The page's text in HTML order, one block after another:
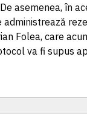
asemenea, în
Folea, care
va fi supus